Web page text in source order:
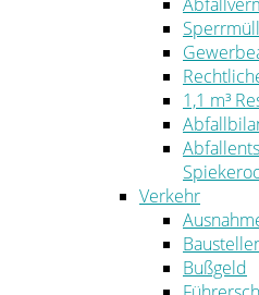
1,1 m³
Verkehr
Bußgeld